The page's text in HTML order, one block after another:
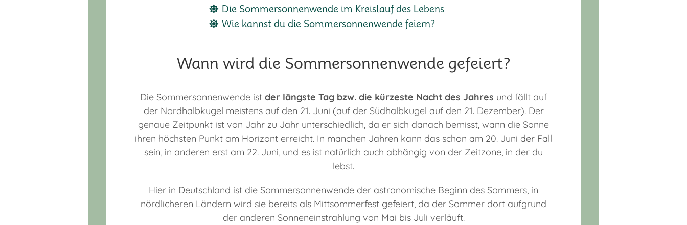
Die Sommersonnenwende im Kreislauf des Lebens
Wie kannst du die Sommersonnenwende feiern?
Wann wird die Sommersonnenwende gefeiert?
Die Sommersonnenwende ist der längste Tag bzw. die kürzeste Nacht des Jahres und fällt auf
der Nordhalbkugel meistens auf den 21. Juni (auf der Südhalbkugel auf den 21. Dezember). Der
genaue Zeitpunkt ist von Jahr zu Jahr unterschiedlich, da er sich danach bemisst, wann die Sonne
ihren höchsten Punkt am Horizont erreicht. In manchen Jahren kann das schon am 20. Juni der Fall
sein, in anderen erst am 22. Juni, und es ist natürlich auch abhängig von der Zeitzone, in der du
lebst.
Hier in Deutschland ist die Sommersonnenwende der astronomische Beginn des Sommers, in
nördlicheren Ländern wird sie bereits als Mittsommerfest gefeiert, da der Sommer dort aufgrund
der anderen Sonneneinstrahlung von Mai bis Juli verläuft.